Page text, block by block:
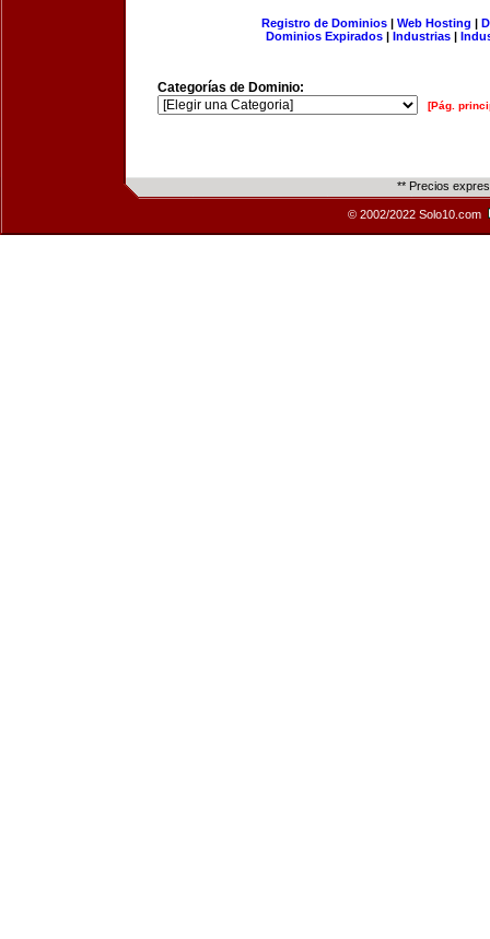
Registro de Dominios| Web Hosting |
Dominios Expirados | Industrias |
Categorías de Dominio:
[Pág.
** Precios
© 2002/2022 Solo10.com